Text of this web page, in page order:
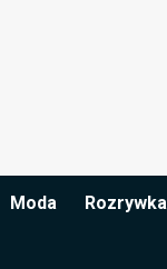
Moda Rozrywka